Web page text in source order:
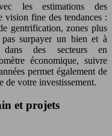
les estimations des
vision fine des tendances :
gentrification, zones plus
surpayer un bien et à
dans des secteurs en
économique, suivre
permet également de
de votre investissement.
et projets